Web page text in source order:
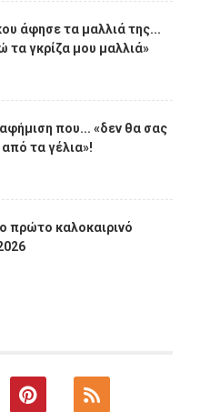
άφησε τα μαλλιά της...
τα γκρίζα μου μαλλιά»
που... «δεν θα σας
τα γέλια»!
πρώτο καλοκαιρινό